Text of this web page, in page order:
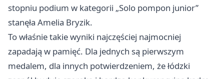
stopniu podium w kategorii „Solo pompon junior”
stanęła Amelia Bryzik.
To właśnie takie wyniki najczęściej najmocniej
zapadają w pamięć. Dla jednych są pierwszym
medalem, dla innych potwierdzeniem, że łódzki